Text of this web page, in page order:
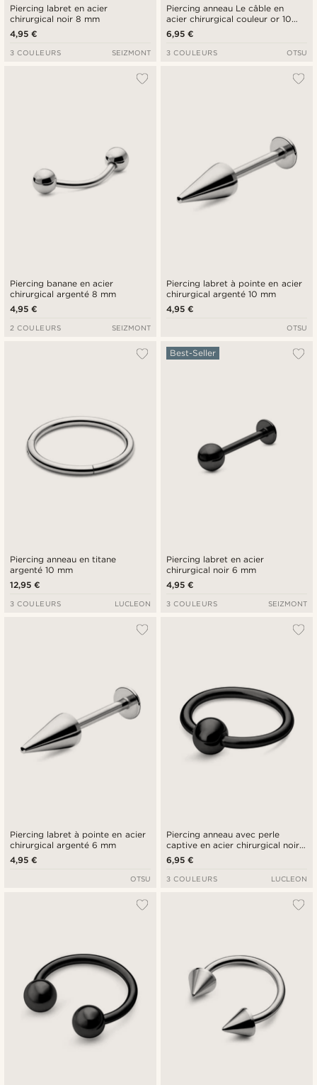
Piercing labret en acier
chirurgical noir 8 mm
4,95 €
3 COULEURS SEIZMONT
Piercing anneau Le câble en
acier chirurgical couleur or 10
mm
6,95 €
3 COULEURS OTSU
Piercing banane en acier
chirurgical argenté 8 mm
4,95 €
2 COULEURS SEIZMONT
Piercing labret à pointe en acier
chirurgical argenté 10 mm
4,95 €
OTSU
Piercing anneau en titane
argenté 10 mm
12,95 €
3 COULEURS LUCLEON
Piercing labret en acier
chirurgical noir 6 mm
Best-Seller
4,95 €
3 COULEURS SEIZMONT
Piercing labret à pointe en acier
chirurgical argenté 6 mm
4,95 €
OTSU
Piercing anneau avec perle
captive en acier chirurgical noir
12 mm
6,95 €
3 COULEURS LUCLEON